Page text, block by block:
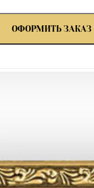
ОФОРМИТЬ ЗАКАЗ